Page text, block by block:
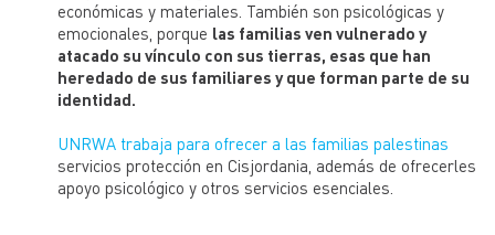
económicas y materiales. También son psicológicas y
emocionales, porque las familias ven vulnerado y
atacado su vínculo con sus tierras, esas que han
heredado de sus familiares y que forman parte de su
identidad.
UNRWA trabaja para ofrecer a las familias palestinas
servicios protección en Cisjordania, además de ofrecerles
apoyo psicológico y otros servicios esenciales.